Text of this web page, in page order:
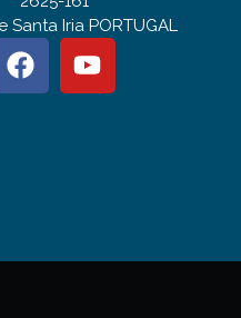
Santa Iria PORTUGAL